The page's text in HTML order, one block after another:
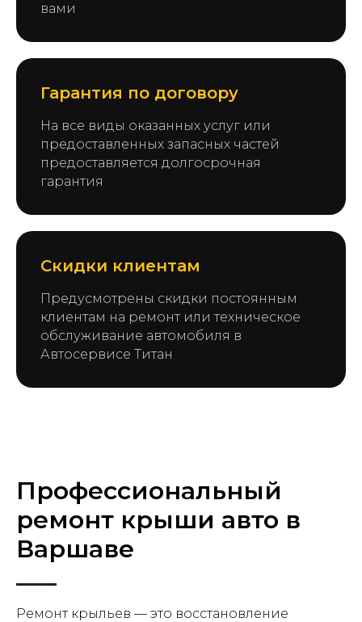
вами
Гарантия по договору
На все виды оказанных услуг или
предоставленных запасных частей
предоставляется долгосрочная
гарантия
Скидки клиентам
Предусмотрены скидки постоянным
клиентам на ремонт или техническое
обслуживание автомобиля в
Автосервисе Титан
Профессиональный
ремонт крыши авто в
Варшаве
Ремонт крыльев — это восстановление